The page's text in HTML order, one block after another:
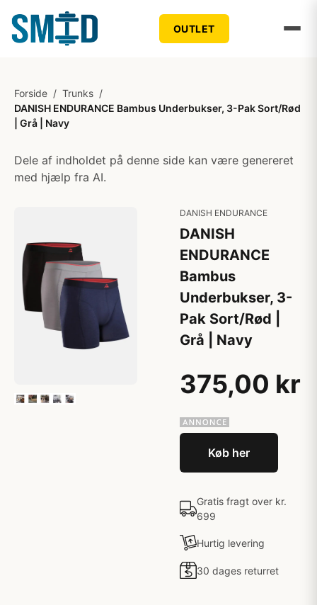
OUTLET
Forside / Trunks /
DANISH ENDURANCE Bambus Underbukser, 3-Pak Sort/Rød
| Grå | Navy
Dele af indholdet på denne side kan være genereret
med hjælp fra AI.
DANISH ENDURANCE
DANISH
ENDURANCE
Bambus
Underbukser, 3-
Pak Sort/Rød |
Grå | Navy
375,00 kr
Køb her
Gratis fragt over kr.
699
Hurtig levering
30 dages returret